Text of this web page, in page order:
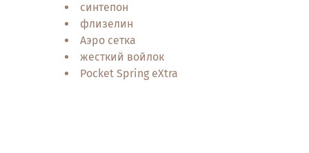
синтепон
флизелин
Аэро сетка
жесткий войлок
Pocket Spring eXtra